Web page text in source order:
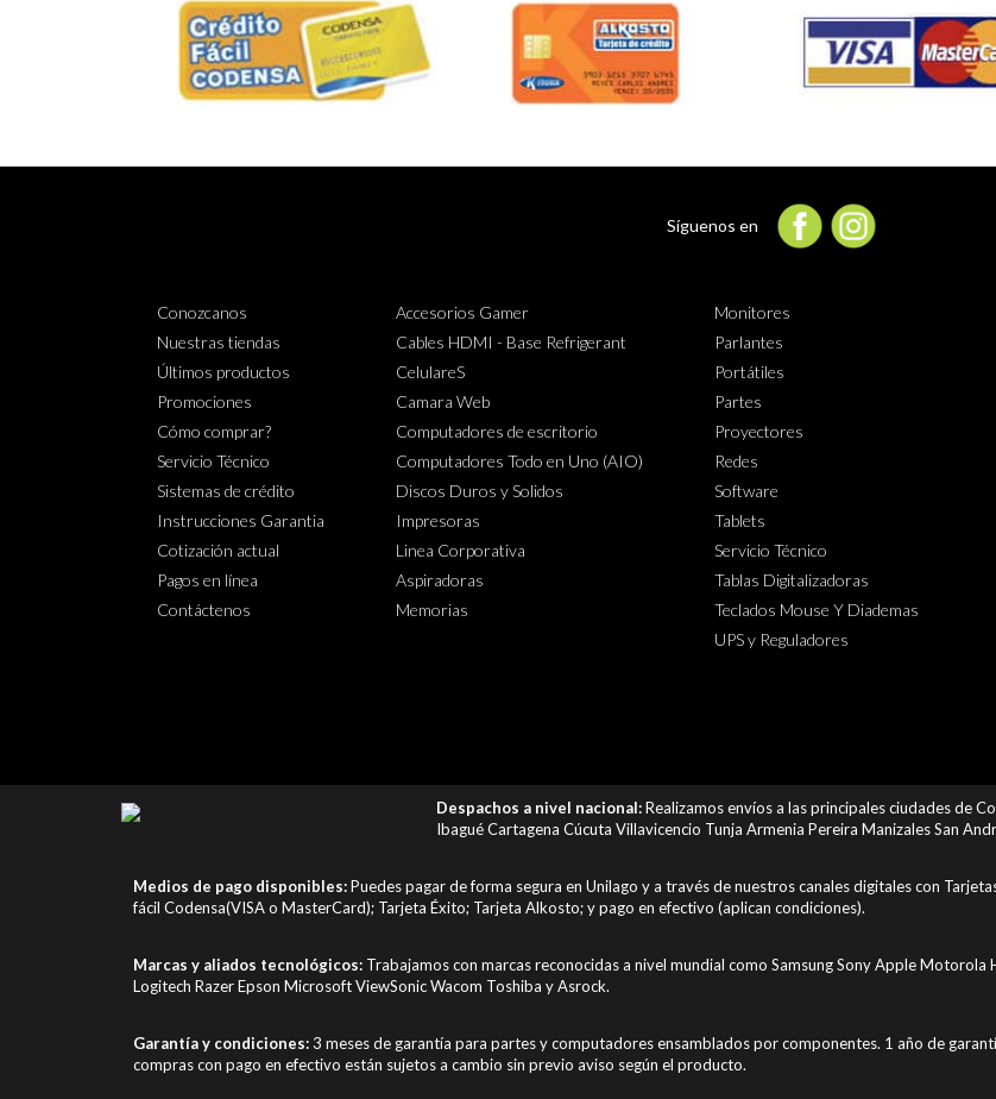
Síguenos en
Conozcanos
Nuestras tiendas
Últimos productos
Promociones
Cómo comprar?
Servicio Técnico
Sistemas de crédito
Instrucciones Garantia
Cotización actual
Pagos en línea
Contáctenos
Accesorios Gamer
Cables HDMI - Base Refrigerant
CelulareS
Camara Web
Computadores de escritorio
Computadores Todo en Uno (AIO)
Discos Duros y Solidos
Impresoras
Linea Corporativa
Aspiradoras
Memorias
Monitores
Parlantes
Portátiles
Partes
Proyectores
Redes
Software
Tablets
Servicio Técnico
Tablas Digitalizadoras
Teclados Mouse Y Diademas
UPS y Reguladores
Despachos a nivel nacional:Realizamos envíos a las principales ciudades de
Ibagué Cartagena Cúcuta Villavicencio Tunja Armenia Pereira Manizales San
Medios de pago disponibles:Puedes pagar de forma segura en Unilago y a través de nuestros canales digitales con
fácil Codensa(VISA o MasterCard); Tarjeta Éxito; Tarjeta Alkosto; y pago en efectivo (aplican condiciones).
Marcas y aliados tecnológicos: Trabajamos con marcas reconocidas a nivel mundial como Samsung Sony Apple
Logitech Razer Epson Microsoft ViewSonic Wacom Toshiba y Asrock.
Garantía y condiciones:3 meses de garantía para partes y computadores ensamblados por componentes. 1 año de
compras con pago en efectivo están sujetos a cambio sin previo aviso según el producto.